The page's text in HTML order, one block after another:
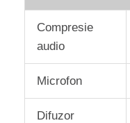
Compresie
audio
Microfon
Difuzor